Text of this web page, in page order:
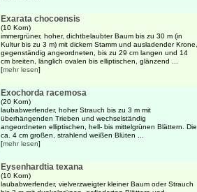
Exarata chocoensis
(10 Korn)
immergrüner, hoher, dichtbelaubter Baum bis zu 30 m (in
Kultur bis zu 3 m) mit dickem Stamm und ausladender Krone,
gegenständig angeordneten, bis zu 29 cm langen und 14
cm breiten, länglich ovalen bis elliptischen, glänzend ...
[mehr lesen]
Exochorda racemosa
(20 Korn)
laubabwerfender, hoher Strauch bis zu 3 m mit
überhängenden Trieben und wechselständig
angeordneten elliptischen, hell- bis mittelgrünen Blättern. Die
ca. 4 cm großen, strahlend weißen Blüten ...
[mehr lesen]
Eysenhardtia texana
(10 Korn)
laubabwerfender, vielverzweigter kleiner Baum oder Strauch